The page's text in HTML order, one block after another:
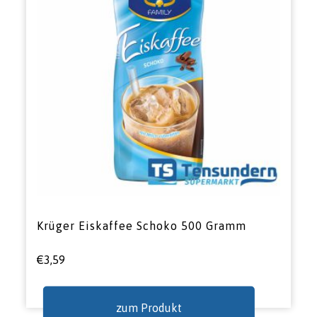
Krüger Eiskaffee Schoko 500 Gramm
€3,59
zum Produkt